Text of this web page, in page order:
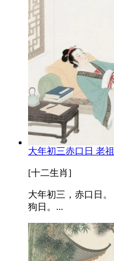
大年初三赤口日 老
[十二生肖]
大年初三，赤口日
狗日。...